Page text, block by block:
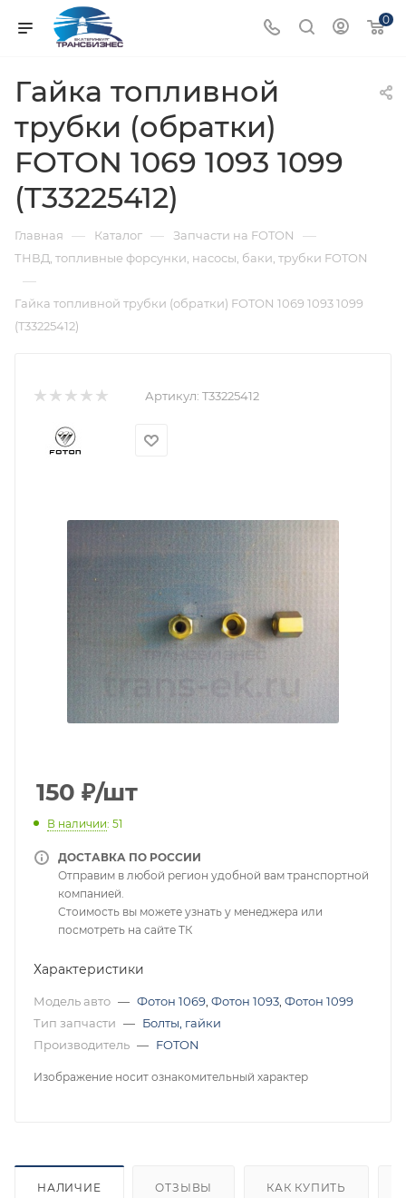
0
Гайка топливной
трубки (обратки)
FOTON 1069 1093 1099
(T33225412)
Главная — Каталог — Запчасти на FOTON —
ТНВД, топливные форсунки, насосы, баки, трубки FOTON
—
Гайка топливной трубки (обратки) FOTON 1069 1093 1099
(T33225412)
Артикул: T33225412
150 ₽/шт
В наличии: 51
ДОСТАВКА ПО РОССИИ
Отправим в любой регион удобной вам транспортной
компанией.
Стоимость вы можете узнать у менеджера или
посмотреть на сайте ТК
Характеристики
Модель авто — Фотон 1069 Фотон 1093 Фотон 1099
Тип запчасти — Болты, гайки
Производитель — FOTON
Изображение носит ознакомительный характер
НАЛИЧИЕ ОТЗЫВЫ КАК КУПИТЬ